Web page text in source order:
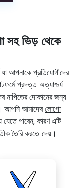
সহ ভিড় থেকে
আপনাকে প্রতিযোগীদের
প্রদত্ত অত্যাশ্চর্য
নাপিতের দোকানের জন্য
আপনি আমাদেরলোগো
পারেন, কারণ এটি
তৈরি করতে দেয়।